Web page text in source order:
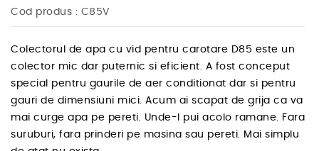
Cod produs : C85V
Colectorul de apa cu vid pentru carotare D85 este un
colector mic dar puternic si eficient. A fost conceput
special pentru gaurile de aer conditionat dar si pentru
gauri de dimensiuni mici. Acum ai scapat de grija ca va
mai curge apa pe pereti. Unde-l pui acolo ramane. Fara
suruburi, fara prinderi pe masina sau pereti. Mai simplu